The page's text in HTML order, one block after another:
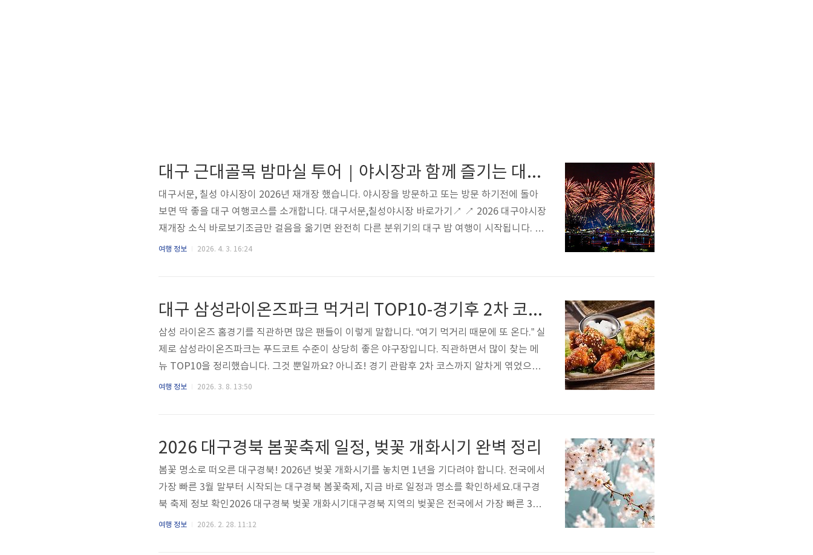
대구 근대골목 밤마실 투어｜야시장과 함께 즐기는 대구 밤 여행 코스
대구서문, 칠성 야시장이 2026년 재개장 했습니다. 야시장을 방문하고 또는 방문 하기전에 돌아
보면 딱 좋을 대구 여행코스를 소개합니다. 대구서문,칠성야시장 바로가기↗ ↗ 2026 대구야시장
재개장 소식 바로보기조금만 걸음을 옮기면 완전히 다른 분위기의 대구 밤 여행이 시작됩니다. 바
로, 대구 근대골목 밤마실 투어입니다.대구 근대골목 밤마실 투어란? 대구 도심에 남아 있는 근대
확실하다👉 추천 루트서문시장 야시장 ..
여행 정보 2026. 4. 3. 16:24
대구 삼성라이온즈파크 먹거리 TOP10-경기후 2차 코스까지
삼성 라이온즈 홈경기를 직관하면 많은 팬들이 이렇게 말합니다. “여기 먹거리 때문에 또 온다.” 실
제로 삼성라이온즈파크는 푸드코트 수준이 상당히 좋은 야구장입니다. 직관하면서 많이 찾는 메
뉴 TOP10을 정리했습니다. 그것 뿐일까요? 아니죠! 경기 관람후 2차 코스까지 알차게 엮었으니
끝까지 읽어보세요!삼성라이온즈파크 먹거리 TOP10 1️⃣ 치킨 & 맥주 (야구장 클래식)야구장 먹
천 상황경기 시작 직전이닝 사이 간식4️..
여행 정보 2026. 3. 8. 13:50
2026 대구경북 봄꽃축제 일정, 벚꽃 개화시기 완벽 정리
봄꽃 명소로 떠오른 대구경북! 2026년 벚꽃 개화시기를 놓치면 1년을 기다려야 합니다. 전국에서
가장 빠른 3월 말부터 시작되는 대구경북 봄꽃축제, 지금 바로 일정과 명소를 확인하세요.대구경
북 축제 정보 확인2026 대구경북 벚꽃 개화시기대구경북 지역의 벚꽃은 전국에서 가장 빠른 3월
25일부터 개화가 시작됩니다. 팔공산과 이월드는 3월 말, 경주 보문단지와 포항 운하는 4월 초순
여행 정보 2026. 2. 28. 11:12